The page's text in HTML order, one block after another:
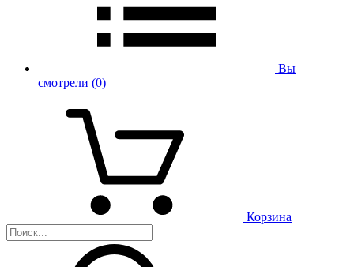
Вы
смотрели (0)
Корзина